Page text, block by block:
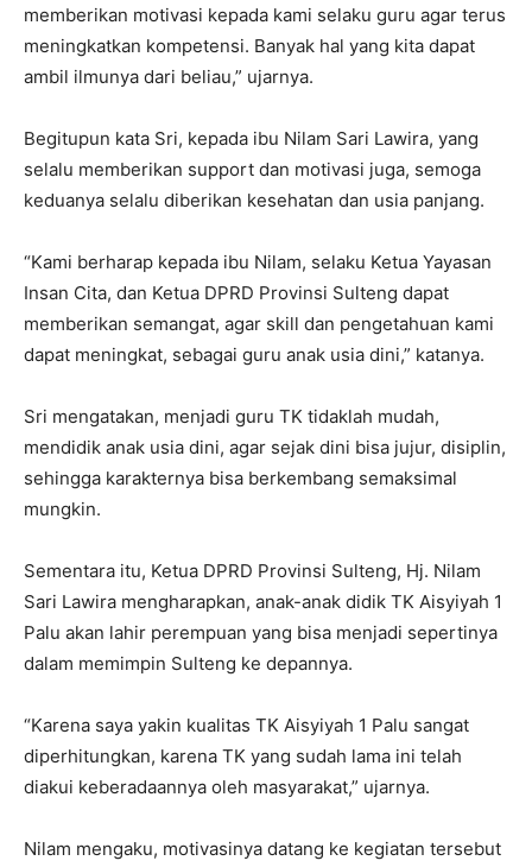
memberikan motivasi kepada kami selaku guru agar terus
meningkatkan kompetensi. Banyak hal yang kita dapat
ambil ilmunya dari beliau,” ujarnya.
Begitupun kata Sri, kepada ibu Nilam Sari Lawira, yang
selalu memberikan support dan motivasi juga, semoga
keduanya selalu diberikan kesehatan dan usia panjang.
“Kami berharap kepada ibu Nilam, selaku Ketua Yayasan
Insan Cita, dan Ketua DPRD Provinsi Sulteng dapat
memberikan semangat, agar skill dan pengetahuan kami
dapat meningkat, sebagai guru anak usia dini,” katanya.
Sri mengatakan, menjadi guru TK tidaklah mudah,
mendidik anak usia dini, agar sejak dini bisa jujur, disiplin,
sehingga karakternya bisa berkembang semaksimal
mungkin.
Sementara itu, Ketua DPRD Provinsi Sulteng, Hj. Nilam
Sari Lawira mengharapkan, anak-anak didik TK Aisyiyah 1
Palu akan lahir perempuan yang bisa menjadi sepertinya
dalam memimpin Sulteng ke depannya.
“Karena saya yakin kualitas TK Aisyiyah 1 Palu sangat
diperhitungkan, karena TK yang sudah lama ini telah
diakui keberadaannya oleh masyarakat,” ujarnya.
Nilam mengaku, motivasinya datang ke kegiatan tersebut